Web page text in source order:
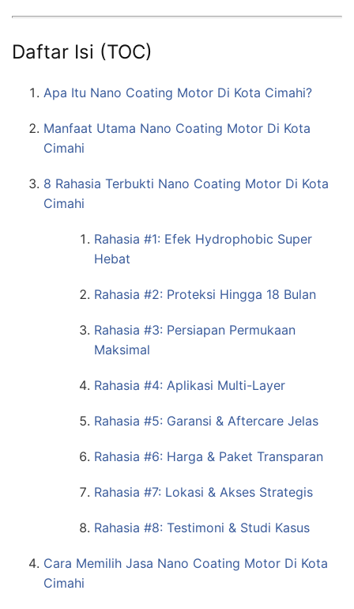
Daftar Isi (TOC)
Apa Itu Nano Coating Motor Di Kota Cimahi?
Manfaat Utama Nano Coating Motor Di Kota
Cimahi
8 Rahasia Terbukti Nano Coating Motor Di Kota
Cimahi
Rahasia #1: Efek Hydrophobic Super
Hebat
Rahasia #2: Proteksi Hingga 18 Bulan
Rahasia #3: Persiapan Permukaan
Maksimal
Rahasia #4: Aplikasi Multi-Layer
Rahasia #5: Garansi & Aftercare Jelas
Rahasia #6: Harga & Paket Transparan
Rahasia #7: Lokasi & Akses Strategis
Rahasia #8: Testimoni & Studi Kasus
Cara Memilih Jasa Nano Coating Motor Di Kota
Cimahi